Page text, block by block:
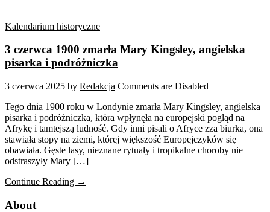
Kalendarium historyczne
3 czerwca 1900 zmarła Mary Kingsley, angielska
pisarka i podróżniczka
3 czerwca 2025 by Redakcja Comments are Disabled
Tego dnia 1900 roku w Londynie zmarła Mary Kingsley, angielska
pisarka i podróżniczka, która wpłynęła na europejski pogląd na
Afrykę i tamtejszą ludność. Gdy inni pisali o Afryce zza biurka, ona
stawiała stopy na ziemi, której większość Europejczyków się
obawiała. Gęste lasy, nieznane rytuały i tropikalne choroby nie
odstraszyły Mary […]
Continue Reading →
About